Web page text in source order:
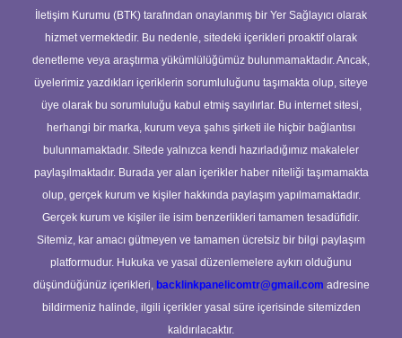
İletişim Kurumu (BTK) tarafından onaylanmış bir Yer Sağlayıcı olarak
hizmet vermektedir. Bu nedenle, sitedeki içerikleri proaktif olarak
denetleme veya araştırma yükümlülüğümüz bulunmamaktadır. Ancak,
üyelerimiz yazdıkları içeriklerin sorumluluğunu taşımakta olup, siteye
üye olarak bu sorumluluğu kabul etmiş sayılırlar. Bu internet sitesi,
herhangi bir marka, kurum veya şahıs şirketi ile hiçbir bağlantısı
bulunmamaktadır. Sitede yalnızca kendi hazırladığımız makaleler
paylaşılmaktadır. Burada yer alan içerikler haber niteliği taşımamakta
olup, gerçek kurum ve kişiler hakkında paylaşım yapılmamaktadır.
Gerçek kurum ve kişiler ile isim benzerlikleri tamamen tesadüfidir.
Sitemiz, kar amacı gütmeyen ve tamamen ücretsiz bir bilgi paylaşım
platformudur. Hukuka ve yasal düzenlemelere aykırı olduğunu
düşündüğünüz içerikleri, backlinkpanelicomtr@gmail.com adresine
bildirmeniz halinde, ilgili içerikler yasal süre içerisinde sitemizden
kaldırılacaktır.